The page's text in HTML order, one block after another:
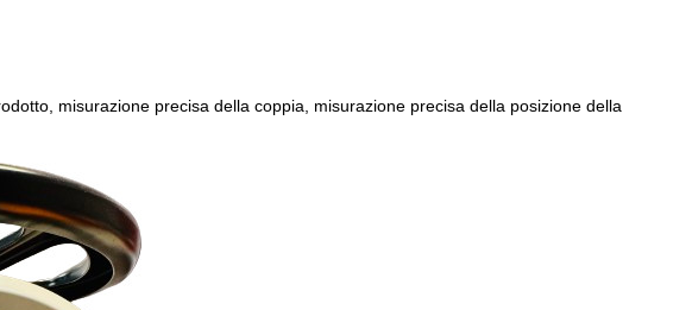
misurazione precisa della coppia, misurazione precisa della posizione della